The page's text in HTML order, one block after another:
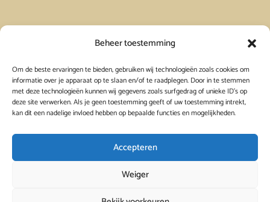
Beheer toestemming
Om de beste ervaringen te bieden, gebruiken wij technologieën zoals cookies om
informatie over je apparaat op te slaan en/of te raadplegen. Door in te stemmen
met deze technologieën kunnen wij gegevens zoals surfgedrag of unieke ID's op
deze site verwerken. Als je geen toestemming geeft of uw toestemming intrekt,
kan dit een nadelige invloed hebben op bepaalde functies en mogelijkheden.
Accepteren
Weiger
Vakantiehuis in Frankrijk huren
Vakantiehuis in Griekenland huren